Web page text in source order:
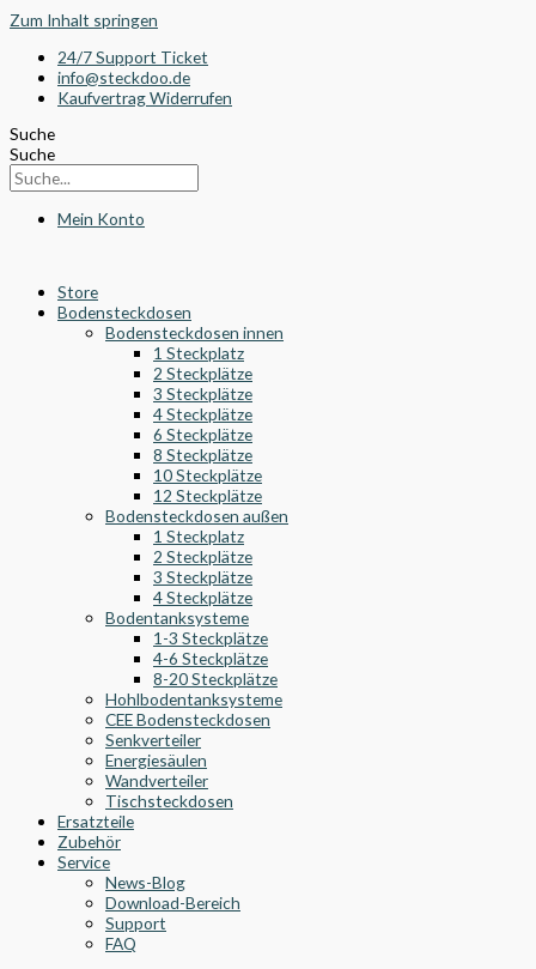
Zum Inhalt springen
24/7 Support Ticket
info@steckdoo.de
Kaufvertrag Widerrufen
Suche
Suche
Mein Konto
Store
Bodensteckdosen
Bodensteckdosen innen
1 Steckplatz
2 Steckplätze
3 Steckplätze
4 Steckplätze
6 Steckplätze
8 Steckplätze
10 Steckplätze
12 Steckplätze
Bodensteckdosen außen
1 Steckplatz
2 Steckplätze
3 Steckplätze
4 Steckplätze
Bodentanksysteme
1-3 Steckplätze
4-6 Steckplätze
8-20 Steckplätze
Hohlbodentanksysteme
CEE Bodensteckdosen
Senkverteiler
Energiesäulen
Wandverteiler
Tischsteckdosen
Ersatzteile
Zubehör
Service
News-Blog
Download-Bereich
Support
FAQ